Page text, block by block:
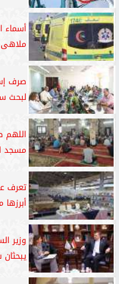
أسماء
ملاهى
صرف
لبحث
مسجد
تعرف
وزير